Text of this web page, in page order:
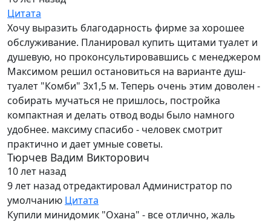
Цитата
Хочу выразить благодарность фирме за хорошее
обслуживание. Планировал купить щитами туалет и
душевую, но проконсультировавшись с менеджером
Максимом решил остановиться на варианте душ-
туалет "Комби" 3х1,5 м. Теперь очень этим доволен -
собирать мучаться не пришлось, постройка
компактная и делать отвод воды было намного
удобнее. максиму спасибо - человек смотрит
практично и дает умные советы.
Тюрчев Вадим Викторович
10 лет назад
9 лет назад отредактировал Администратор по
умолчанию Цитата
Купили минидомик "Охана" - все отлично, жаль